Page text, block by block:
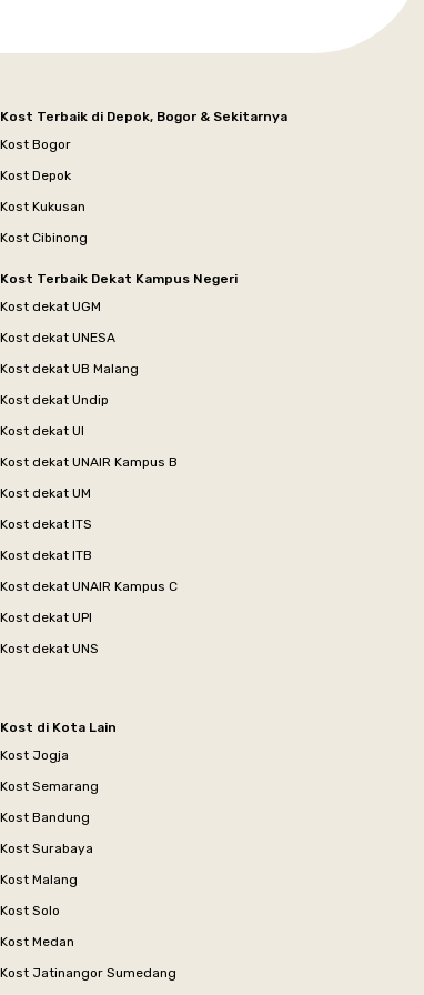
Kost Terbaik di Depok, Bogor & Sekitarnya
Kost Bogor
Kost Depok
Kost Kukusan
Kost Cibinong
Kost Terbaik Dekat Kampus Negeri
Kost dekat UGM
Kost dekat UNESA
Kost dekat UB Malang
Kost dekat Undip
Kost dekat UI
Kost dekat UNAIR Kampus B
Kost dekat UM
Kost dekat ITS
Kost dekat ITB
Kost dekat UNAIR Kampus C
Kost dekat UPI
Kost dekat UNS
Kost di Kota Lain
Kost Jogja
Kost Semarang
Kost Bandung
Kost Surabaya
Kost Malang
Kost Solo
Kost Medan
Kost Jatinangor Sumedang